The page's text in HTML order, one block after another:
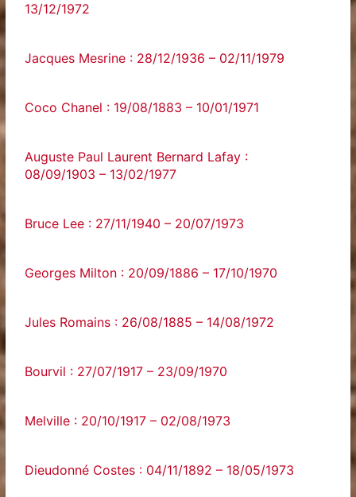
13/12/1972
Jacques Mesrine : 28/12/1936 – 02/11/1979
Coco Chanel : 19/08/1883 – 10/01/1971
Auguste Paul Laurent Bernard Lafay :
08/09/1903 – 13/02/1977
Bruce Lee : 27/11/1940 – 20/07/1973
Georges Milton : 20/09/1886 – 17/10/1970
Jules Romains : 26/08/1885 – 14/08/1972
Bourvil : 27/07/1917 – 23/09/1970
Melville : 20/10/1917 – 02/08/1973
Dieudonné Costes : 04/11/1892 – 18/05/1973